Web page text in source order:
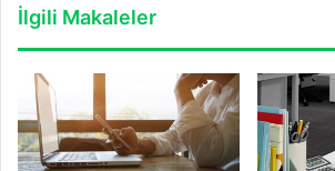
İlgili Makaleler